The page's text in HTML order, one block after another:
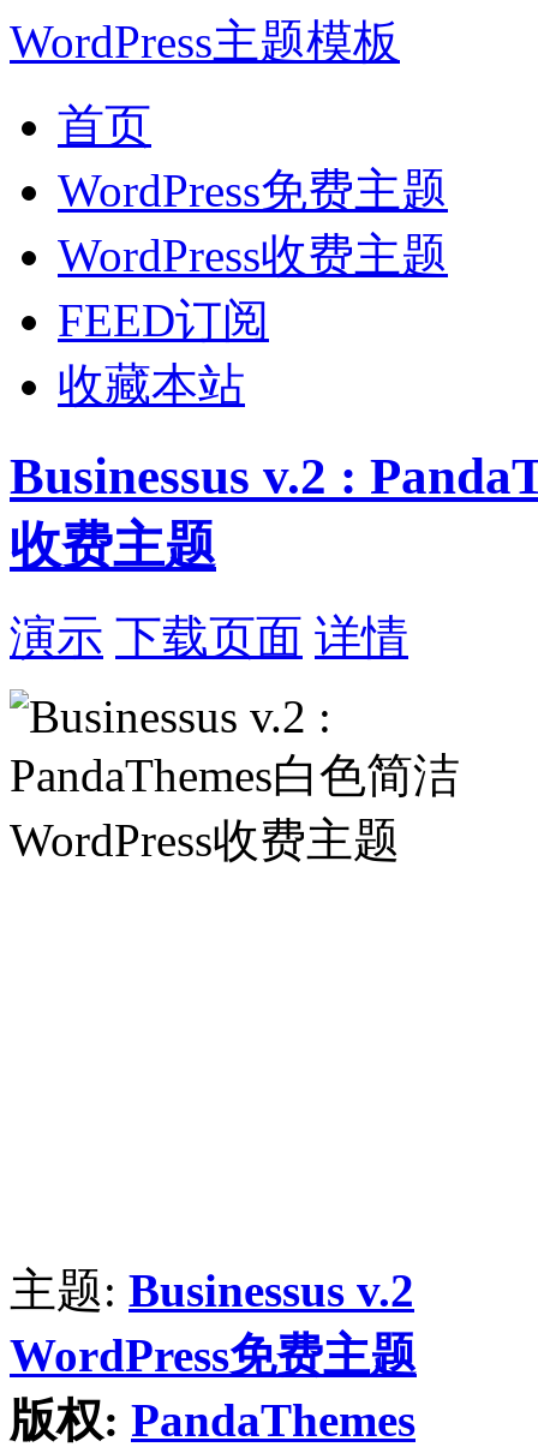
WordPress主题模板
首页
WordPress免费主题
WordPress收费主题
FEED订阅
收藏本站
Businessus v.2 :
收费主题
演示 下载页面 详情
主题: Businessus v.2
WordPress免费主题
版权: PandaThemes